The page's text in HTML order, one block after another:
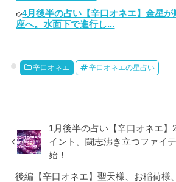
4月後半の占い【辛口オネエ】金星
座へ。水面下で進行し...
辛口オネエ 辛口オネエの星占い
1月後半の占い【辛口オネエ】
イント。闘志沸き立つファイ
始！
後編【辛口オネエ】聖天様、お稲荷様